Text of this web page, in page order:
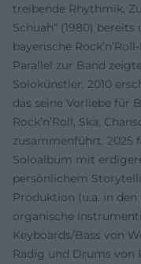
treibende Rhythmik.
Schuah“ (1980)
bayerische
Parallel zur Band
Solokünstler. 2010
das seine Vorliebe für
Rock’n’Roll, Ska,
zusammenführt. 2025
Soloalbum mit
persönlichem
Produktion (u.a. in
organische
Keyboards/Bass von
Radig und Drums von